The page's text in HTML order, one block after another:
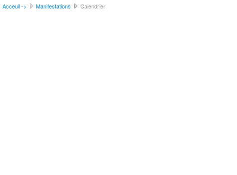
Acceuil -> Manifestations Calendrier